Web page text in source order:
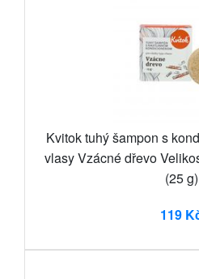
Kvitok tuhý šampon s
vlasy Vzácné dřevo
(25 g)
119